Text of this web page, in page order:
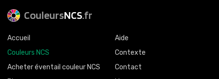
CouleursNCS.fr
Accueil
Couleurs NCS
Acheter éventail couleur NCS
Aide
Contexte
Contact